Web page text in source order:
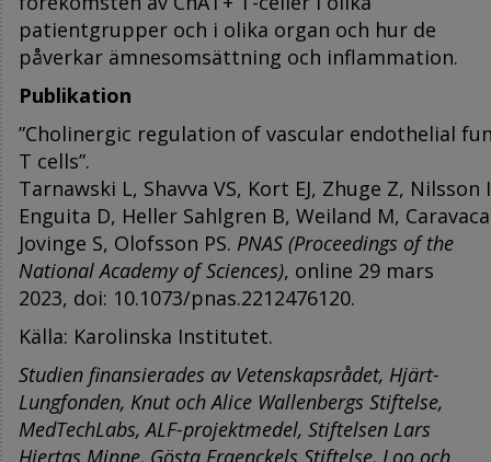
patientgrupper och i olika organ och hur de
påverkar ämnesomsättning och inflammation.
Publikation
”Cholinergic regulation of vascular endothelial
T cells”.
Tarnawski L, Shavva VS, Kort EJ, Zhuge Z,
Enguita D, Heller Sahlgren B, Weiland M,
Jovinge S, Olofsson PS. PNAS (Proceedings of the
National Academy of Sciences), online 29 mars
2023, doi: 10.1073/pnas.2212476120.
Källa: Karolinska Institutet.
Studien finansierades av Vetenskapsrådet, Hjärt-
Lungfonden, Knut och Alice Wallenbergs Stiftelse,
MedTechLabs, ALF-projektmedel, Stiftelsen Lars
Hiertas Minne, Gösta Fraenckels Stiftelse, Loo och